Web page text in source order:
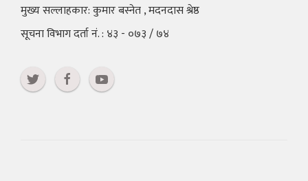
मुख्य सल्लाहकार: कुमार बस्नेत , मदनदास श्रेष्ठ
सूचना विभाग दर्ता नं. : ४३ - ०७३ / ७४